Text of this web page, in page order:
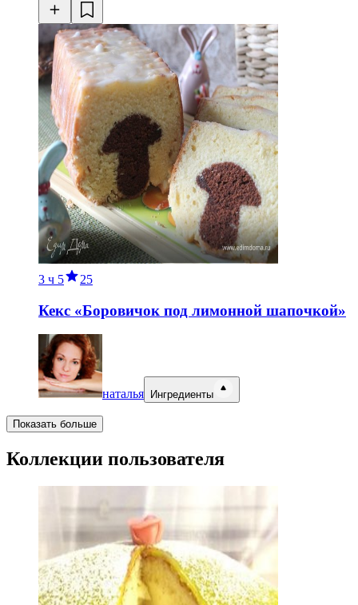
3 ч 5 25
Кекс «Боровичок под лимонной шапочкой»
наталья Ингредиенты
Показать больше
Коллекции пользователя